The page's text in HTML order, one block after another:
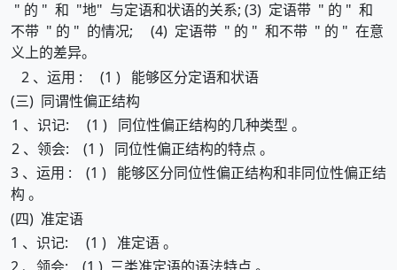
" 的 " 和 "地" 与定语和状语的关系; (3) 定语带 " 的 " 和
不带 " 的 " 的情况; (4) 定语带 " 的 " 和不带 " 的 " 在意
义上的差异。
2 、运用 : (1 ) 能够区分定语和状语
(三) 同谓性偏正结构
1 、识记: (1 ) 同位性偏正结构的几种类型 。
2 、领会: (1 ) 同位性偏正结构的特点 。
3 、运用 : (1 ) 能够区分同位性偏正结构和非同位性偏正结
构 。
(四) 准定语
1 、识记: (1 ) 准定语 。